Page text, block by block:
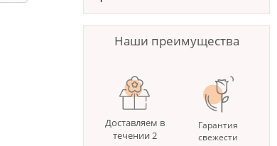
Наши преимущества
Доставляем в
течении 2
Гарантия
свежести